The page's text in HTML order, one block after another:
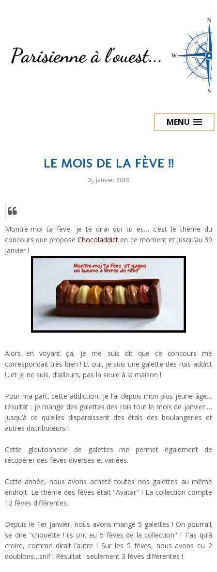
MENU
LE MOIS DE LA FÈVE !!
25 janvier 2010
Montre-moi ta fève, je te dirai qui tu es… c’est le thème du
concours que proposeChocoladdict en ce moment et jusqu’au 30
janvier !
Alors en voyant ça, je me suis dit que ce concours me
correspondait très bien ! Et oui, je suis une galette-des-rois-addict
!...et je ne suis, d’ailleurs, pas la seule à la maison !
Pour ma part, cette addiction, je l’ai depuis mon plus jeune âge…
résultat : je mange des galettes des rois tout le mois de janvier …
jusqu’à ce qu’elles disparaissent des étals des boulangeries et
autres distributeurs !
Cette gloutonnerie de galettes me permet également de
récupérer des fèves diverses et variées.
Cette année, nous avons acheté toutes nos galettes au même
endroit. Le thème des fèves était "Avatar" ! La collection compte
12 fèves différentes.
Depuis le 1er janvier, nous avons mangé 5 galettes ! On pourrait
se dire "chouette ! ils ont eu 5 fèves de la collection" ! T’as qu’à
croire, comme dirait l’autre ! Sur les 5 fèves, nous avons eu 2
doublons…snif ! Résultat : seulement 3 fèves différentes !